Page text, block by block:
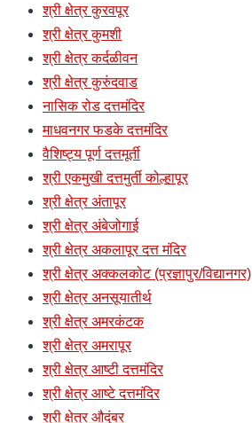
श्री क्षेत्र कुरवपूर
श्री क्षेत्र कुमशी
श्री क्षेत्र कर्दळीवन
श्री क्षेत्र कुरुंदवाड
नासिक रोड दत्तमंदिर
माधवनगर फडके दत्तमंदिर
वैशिष्ट्य पूर्ण दत्तमूर्ती
श्री एकमुखी दत्तमुर्ती कोल्हापूर
श्री क्षेत्र अंतापूर
श्री क्षेत्र अंबेजोगाई
श्री क्षेत्र अकलापूर दत्त मंदिर
श्री क्षेत्र अक्कलकोट (प्रज्ञापुर/विद्यानगर)
श्री क्षेत्र अनसूयातीर्थ
श्री क्षेत्र अमरकंटक
श्री क्षेत्र अमरापूर
श्री क्षेत्र आष्टी दत्तमंदिर
श्री क्षेत्र आष्टे दत्तमंदिर
श्री क्षेत्र औदुंबर